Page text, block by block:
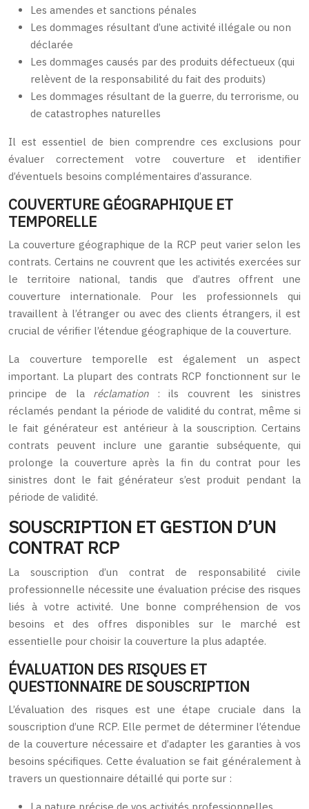
Les amendes et sanctions pénales
Les dommages résultant d’une activité illégale ou non
déclarée
Les dommages causés par des produits défectueux (qui
relèvent de la responsabilité du fait des produits)
Les dommages résultant de la guerre, du terrorisme, ou
de catastrophes naturelles
Il est essentiel de bien comprendre ces exclusions pour
évaluer correctement votre couverture et identifier
d’éventuels besoins complémentaires d’assurance.
COUVERTURE GÉOGRAPHIQUE ET
TEMPORELLE
La couverture géographique de la RCP peut varier selon les
contrats. Certains ne couvrent que les activités exercées sur
le territoire national, tandis que d’autres offrent une
couverture internationale. Pour les professionnels qui
travaillent à l’étranger ou avec des clients étrangers, il est
crucial de vérifier l’étendue géographique de la couverture.
La couverture temporelle est également un aspect
important. La plupart des contrats RCP fonctionnent sur le
principe de la réclamation
: ils couvrent les sinistres
réclamés pendant la période de validité du contrat, même si
le fait générateur est antérieur à la souscription. Certains
contrats peuvent inclure une garantie subséquente, qui
prolonge la couverture après la fin du contrat pour les
sinistres dont le fait générateur s’est produit pendant la
période de validité.
SOUSCRIPTION ET GESTION D’UN
CONTRAT RCP
La souscription d’un contrat de responsabilité civile
professionnelle nécessite une évaluation précise des risques
liés à votre activité. Une bonne compréhension de vos
besoins et des offres disponibles sur le marché est
essentielle pour choisir la couverture la plus adaptée.
ÉVALUATION DES RISQUES ET
QUESTIONNAIRE DE SOUSCRIPTION
L’évaluation des risques est une étape cruciale dans la
souscription d’une RCP. Elle permet de déterminer l’étendue
de la couverture nécessaire et d’adapter les garanties à vos
besoins spécifiques. Cette évaluation se fait généralement à
travers un questionnaire détaillé qui porte sur :